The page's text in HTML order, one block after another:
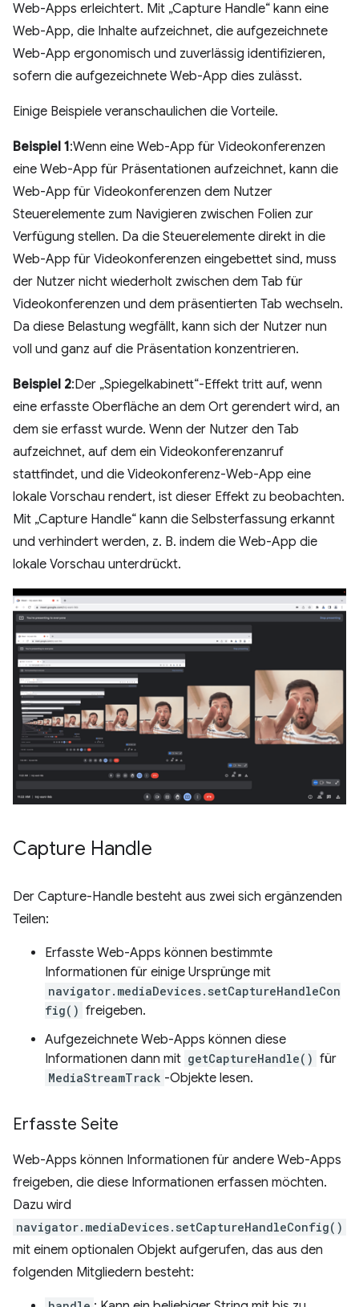
Web-Apps erleichtert. Mit „Capture Handle“ kann eine
Web-App, die Inhalte aufzeichnet, die aufgezeichnete
Web-App ergonomisch und zuverlässig identifizieren,
sofern die aufgezeichnete Web-App dies zulässt.
Einige Beispiele veranschaulichen die Vorteile.
Beispiel 1:Wenn eine Web-App für Videokonferenzen
eine Web-App für Präsentationen aufzeichnet, kann die
Web-App für Videokonferenzen dem Nutzer
Steuerelemente zum Navigieren zwischen Folien zur
Verfügung stellen. Da die Steuerelemente direkt in die
Web-App für Videokonferenzen eingebettet sind, muss
der Nutzer nicht wiederholt zwischen dem Tab für
Videokonferenzen und dem präsentierten Tab wechseln.
Da diese Belastung wegfällt, kann sich der Nutzer nun
voll und ganz auf die Präsentation konzentrieren.
Beispiel 2:Der „Spiegelkabinett“-Effekt tritt auf, wenn
eine erfasste Oberfläche an dem Ort gerendert wird, an
dem sie erfasst wurde. Wenn der Nutzer den Tab
aufzeichnet, auf dem ein Videokonferenzanruf
stattfindet, und die Videokonferenz-Web-App eine
lokale Vorschau rendert, ist dieser Effekt zu beobachten.
Mit „Capture Handle“ kann die Selbsterfassung erkannt
und verhindert werden, z. B. indem die Web-App die
lokale Vorschau unterdrückt.
Capture Handle
Der Capture-Handle besteht aus zwei sich ergänzenden
Teilen:
Erfasste Web-Apps können bestimmte
Informationen für einige Ursprünge mit
navigator.mediaDevices.setCaptureHandleCon
fig() freigeben.
Aufgezeichnete Web-Apps können diese
Informationen dann mit getCaptureHandle() für
MediaStreamTrack -Objekte lesen.
Erfasste Seite
Web-Apps können Informationen für andere Web-Apps
freigeben, die diese Informationen erfassen möchten.
Dazu wird
navigator.mediaDevices.setCaptureHandleConfig()
mit einem optionalen Objekt aufgerufen, das aus den
folgenden Mitgliedern besteht: